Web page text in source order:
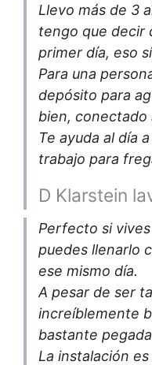
Llevo más de 3
tengo que decir
primer día, eso
Para una
depósito para
bien, conectado
Te ayuda al día
trabajo para
D Klarstein
Perfecto si
puedes llenarlo
ese mismo día.
A pesar de ser
increíblemente
bastante
La instalación